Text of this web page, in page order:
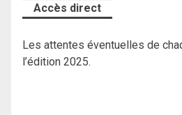
Accès direct
Les attentes éventuelles de
l’édition 2025.